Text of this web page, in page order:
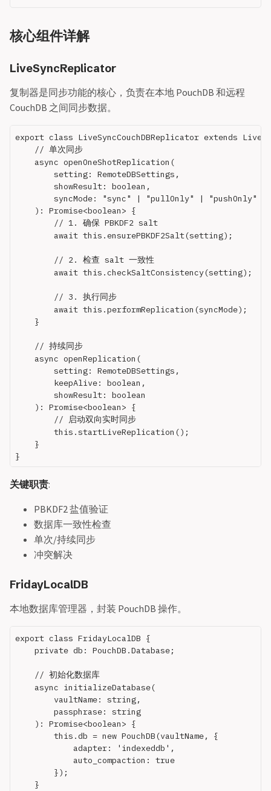
核心组件详解
LiveSyncReplicator
复制器是同步功能的核心，负责在本地 PouchDB 和远程
CouchDB 之间同步数据。
export class LiveSyncCouchDBReplicator extends
    // 单次同步
    async openOneShotReplication(
        setting: RemoteDBSettings,
        showResult: boolean,
        syncMode: "sync" | "pullOnly" | "pushOnly"
    ): Promise<boolean> {
        // 1. 确保 PBKDF2 salt
        await this.ensurePBKDF2Salt(setting);
        // 2. 检查 salt 一致性
        await this.checkSaltConsistency(setting);
        // 3. 执行同步
        await this.performReplication(syncMode);
    }
    // 持续同步
    async openReplication(
        setting: RemoteDBSettings,
        keepAlive: boolean,
        showResult: boolean
    ): Promise<boolean> {
        // 启动双向实时同步
        this.startLiveReplication();
    }
关键职责:
PBKDF2 盐值验证
数据库一致性检查
单次/持续同步
冲突解决
FridayLocalDB
本地数据库管理器，封装 PouchDB 操作。
export class FridayLocalDB {
    private db: PouchDB.Database;
    // 初始化数据库
    async initializeDatabase(
        vaultName: string,
        passphrase: string
    ): Promise<boolean> {
        this.db = new PouchDB(vaultName, {
            adapter: 'indexeddb',
            auto_compaction: true
        });
    }